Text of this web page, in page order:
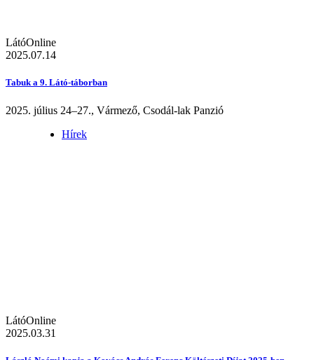
LátóOnline
2025.07.14
Tabuk a 9. Látó-táborban
2025. július 24–27., Vármező, Csodál-lak Panzió
Hírek
LátóOnline
2025.03.31